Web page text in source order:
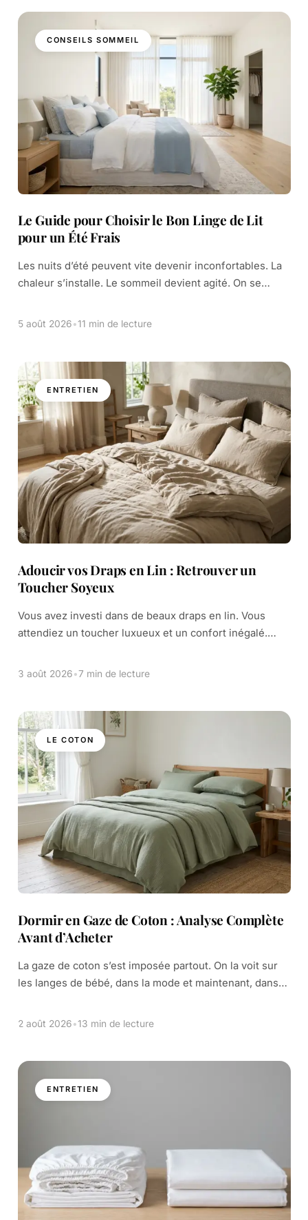
CONSEILS SOMMEIL
Le Guide pour Choisir le Bon Linge de Lit
pour un Été Frais
Les nuits d’été peuvent vite devenir inconfortables. La
chaleur s’installe. Le sommeil devient agité. On se
dans des draps collants. Cette situation […]
5 août 2026•11 min de lecture
ENTRETIEN
Adoucir vos Draps en Lin : Retrouver un
Toucher Soyeux
Vous avez investi dans de beaux draps en lin. Vous
attendiez un toucher luxueux et un confort inégalé.
sont devenus rêches, […]
3 août 2026•7 min de lecture
LE COTON
Dormir en Gaze de Coton : Analyse Complète
Avant d’Acheter
La gaze de coton s’est imposée partout. On la voit sur
les langes de bébé, dans la mode et maintenant, dans
promesse de […]
2 août 2026•13 min de lecture
ENTRETIEN